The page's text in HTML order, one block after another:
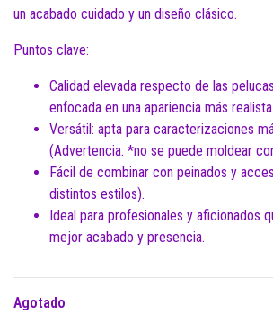
un acabado cuidado y un diseño clásico.
Puntos clave:
Calidad elevada respecto de las
enfocada en una apariencia más
Versátil: apta para caracterizaciones
(Advertencia: *no se puede moldear
Fácil de combinar con peinados y
distintos estilos).
Ideal para profesionales y aficionados
mejor acabado y presencia.
Agotado